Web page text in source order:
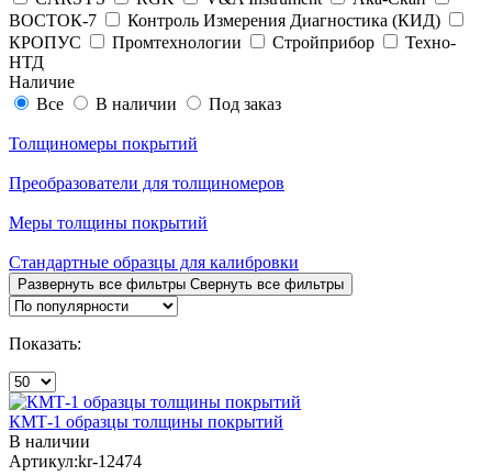
ВОСТОК-7
Контроль Измерения Диагностика (КИД)
КРОПУС
Промтехнологии Стройприбор
Техно-
НТД
Наличие
Все
В наличии Под заказ
Толщиномеры покрытий
Преобразователи для толщиномеров
Меры толщины покрытий
Стандартные образцы для калибровки
Развернуть все фильтры Свернуть все фильтры
Показать:
КМТ-1 образцы толщины покрытий
В наличии
Артикул:kr-12474